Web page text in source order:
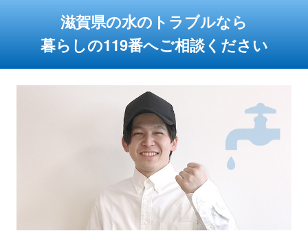
滋賀県の水のトラブルなら
暮らしの119番へご相談ください